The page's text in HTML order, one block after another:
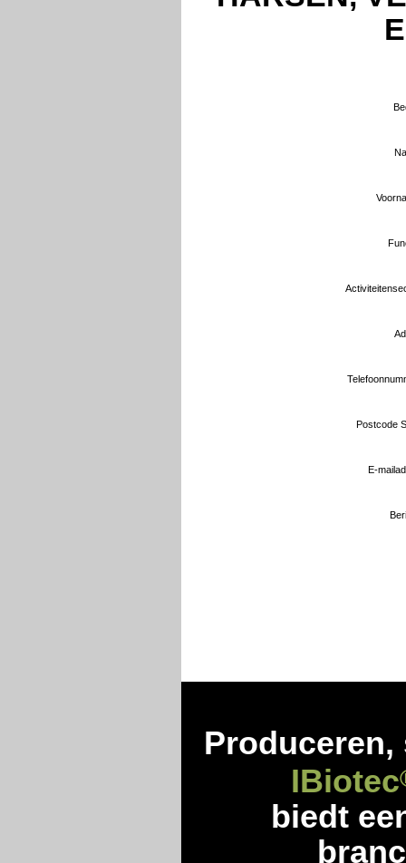
Postcode
E-
IBiotec
biedt